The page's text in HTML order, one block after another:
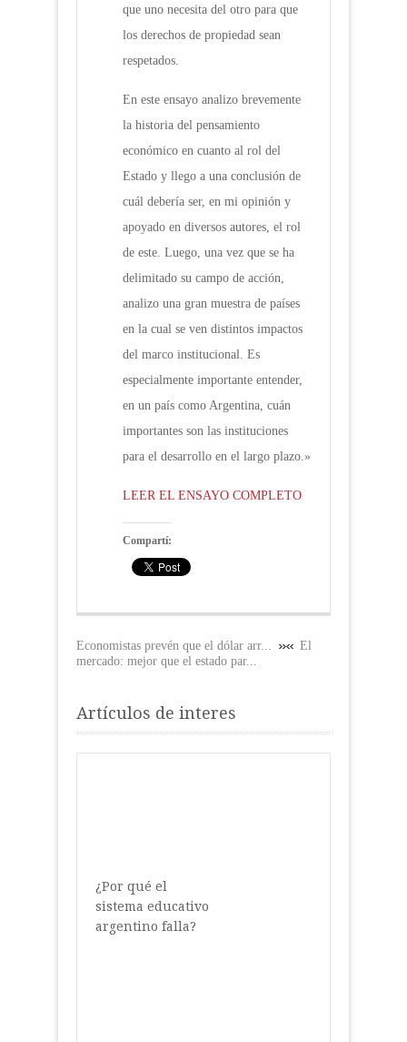
que uno necesita del otro para que
los derechos de propiedad sean
respetados.
En este ensayo analizo brevemente
la historia del pensamiento
económico en cuanto al rol del
Estado y llego a una conclusión de
cuál debería ser, en mi opinión y
apoyado en diversos autores, el rol
de este. Luego, una vez que se ha
delimitado su campo de acción,
analizo una gran muestra de países
en la cual se ven distintos impactos
del marco institucional. Es
especialmente importante entender,
en un país como Argentina, cuán
importantes son las instituciones
para el desarrollo en el largo plazo.»
LEER EL ENSAYO COMPLETO
Compartí:
Economistas prevén que el dólar arr...
El
mercado: mejor que el estado par...
Artículos de interes
¿Por qué el
sistema educativo
argentino falla?